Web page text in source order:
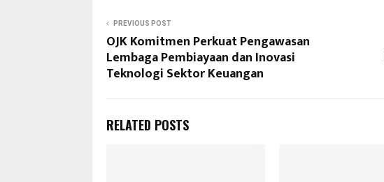
PREVIOUS POST
OJK Komitmen Perkuat Pengawasan
Lembaga Pembiayaan dan Inovasi
Teknologi Sektor Keuangan
RELATED POSTS